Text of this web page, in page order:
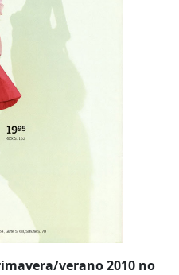
verano 2010 no